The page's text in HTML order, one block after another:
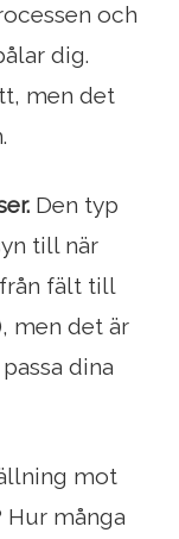
och
dig.
men det
Den typ
till när
fält till
men det är
dina
mot
Hur många